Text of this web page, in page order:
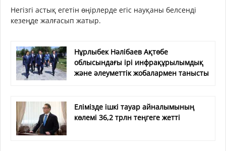
Негізгі астық егетін өңірлерде егіс науқаны белсенді
кезеңде жалғасып жатыр.
Нұрлыбек Нәлібаев Ақтөбе
облысындағы ірі инфрақұрылымдық
және әлеуметтік жобалармен танысты
Елімізде ішкі тауар айналымының
көлемі 36,2 трлн теңгеге жетті